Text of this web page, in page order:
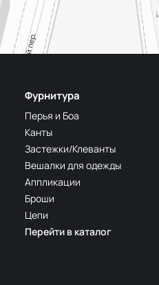
Фурнитура
Перья и Боа
Канты
Застежки/Клеванты
Вешалки для одежды
Аппликации
Броши
Цепи
Перейти в каталог